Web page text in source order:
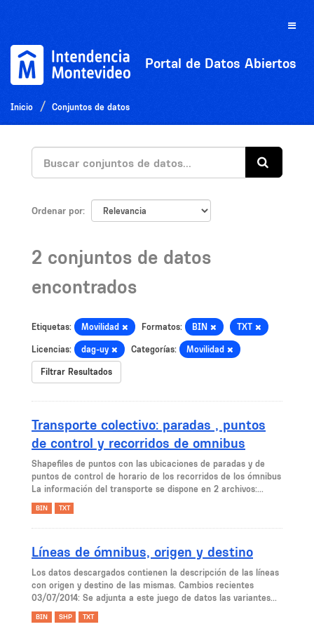
Toggle
Portal de Datos Abiertos
Inicio Conjuntos de datos
Ordenar por
2 conjuntos de datos
encontrados
Etiquetas: Movilidad Formatos: BIN TXT
Licencias: dag-uy Categorías: Movilidad
Filtrar Resultados
Transporte colectivo: paradas , puntos
de control y recorridos de omnibus
Shapefiles de puntos con las ubicaciones de paradas y de
puntos de control de horario de los recorridos de los ómnibus
La información del transporte se dispone en 2 archivos:...
BIN TXT
Líneas de ómnibus, origen y destino
Los datos descargados contienen la descripción de las líneas
con origen y destino de las mismas. Cambios recientes
03/07/2014: Se adjunta a este juego de datos las variantes...
BIN SHP TXT